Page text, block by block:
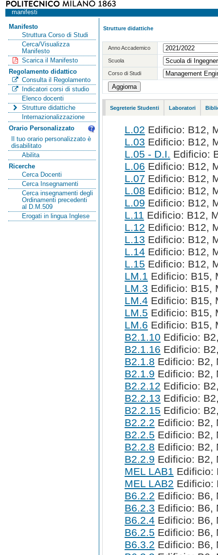
manifesti
Manifesto
Struttura Corso di Studi
Cerca/Visualizza
Manifesto
Scarica il Manifesto
Regolamento didattico
Consulta il Regolamento
Indicatori corsi di studio
Elenco docenti
Strutture didattiche
Internazionalizzazione
Orario Personalizzato
Il tuo orario personalizzato è
disabilitato
Abilita
Ricerche
Cerca Docenti
Cerca Insegnamenti
Cerca insegnamenti degli
Ordinamenti precedenti
al D.M.509
Erogati in lingua Inglese
Strutture didattiche
Anno Accademico
Scuola
Corso di Studi
Segreterie Studenti Laboratori
L.02 Edificio: B12,
L.03 Edificio: B12,
L.05 - D.I. Edificio:
L.06 Edificio: B12,
L.07 Edificio: B12,
L.08 Edificio: B12,
L.09 Edificio: B12,
L.11 Edificio: B12,
L.12 Edificio: B12,
L.13 Edificio: B12,
L.14 Edificio: B12,
L.15 Edificio: B12,
LM.1 Edificio: B15,
LM.3 Edificio: B15,
LM.4 Edificio: B15,
LM.5 Edificio: B15,
LM.6 Edificio: B15,
B2.1.10 Edificio:
B2.1.16 Edificio:
B2.1.8 Edificio: B2,
B2.1.9 Edificio: B2,
B2.2.12 Edificio:
B2.2.13 Edificio:
B2.2.15 Edificio:
B2.2.2 Edificio: B2,
B2.2.5 Edificio: B2,
B2.2.8 Edificio: B2,
B2.2.9 Edificio: B2,
MEL LAB1 Edificio:
MEL LAB2 Edificio:
B6.2.2 Edificio: B6,
B6.2.3 Edificio: B6,
B6.2.4 Edificio: B6,
B6.2.5 Edificio: B6,
B6.3.2 Edificio: B6,